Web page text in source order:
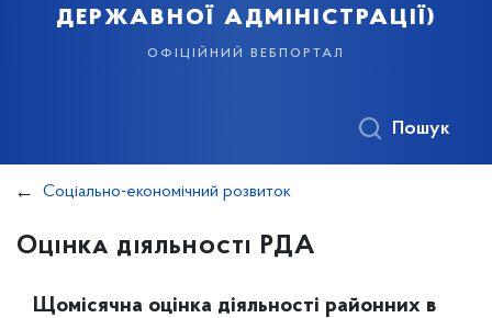
державної адміністрації)
офіційний вебпортал
Пошук
Соціально-економічний розвиток
Оцінка діяльності РДА
Щомісячна оцінка діяльності районних в